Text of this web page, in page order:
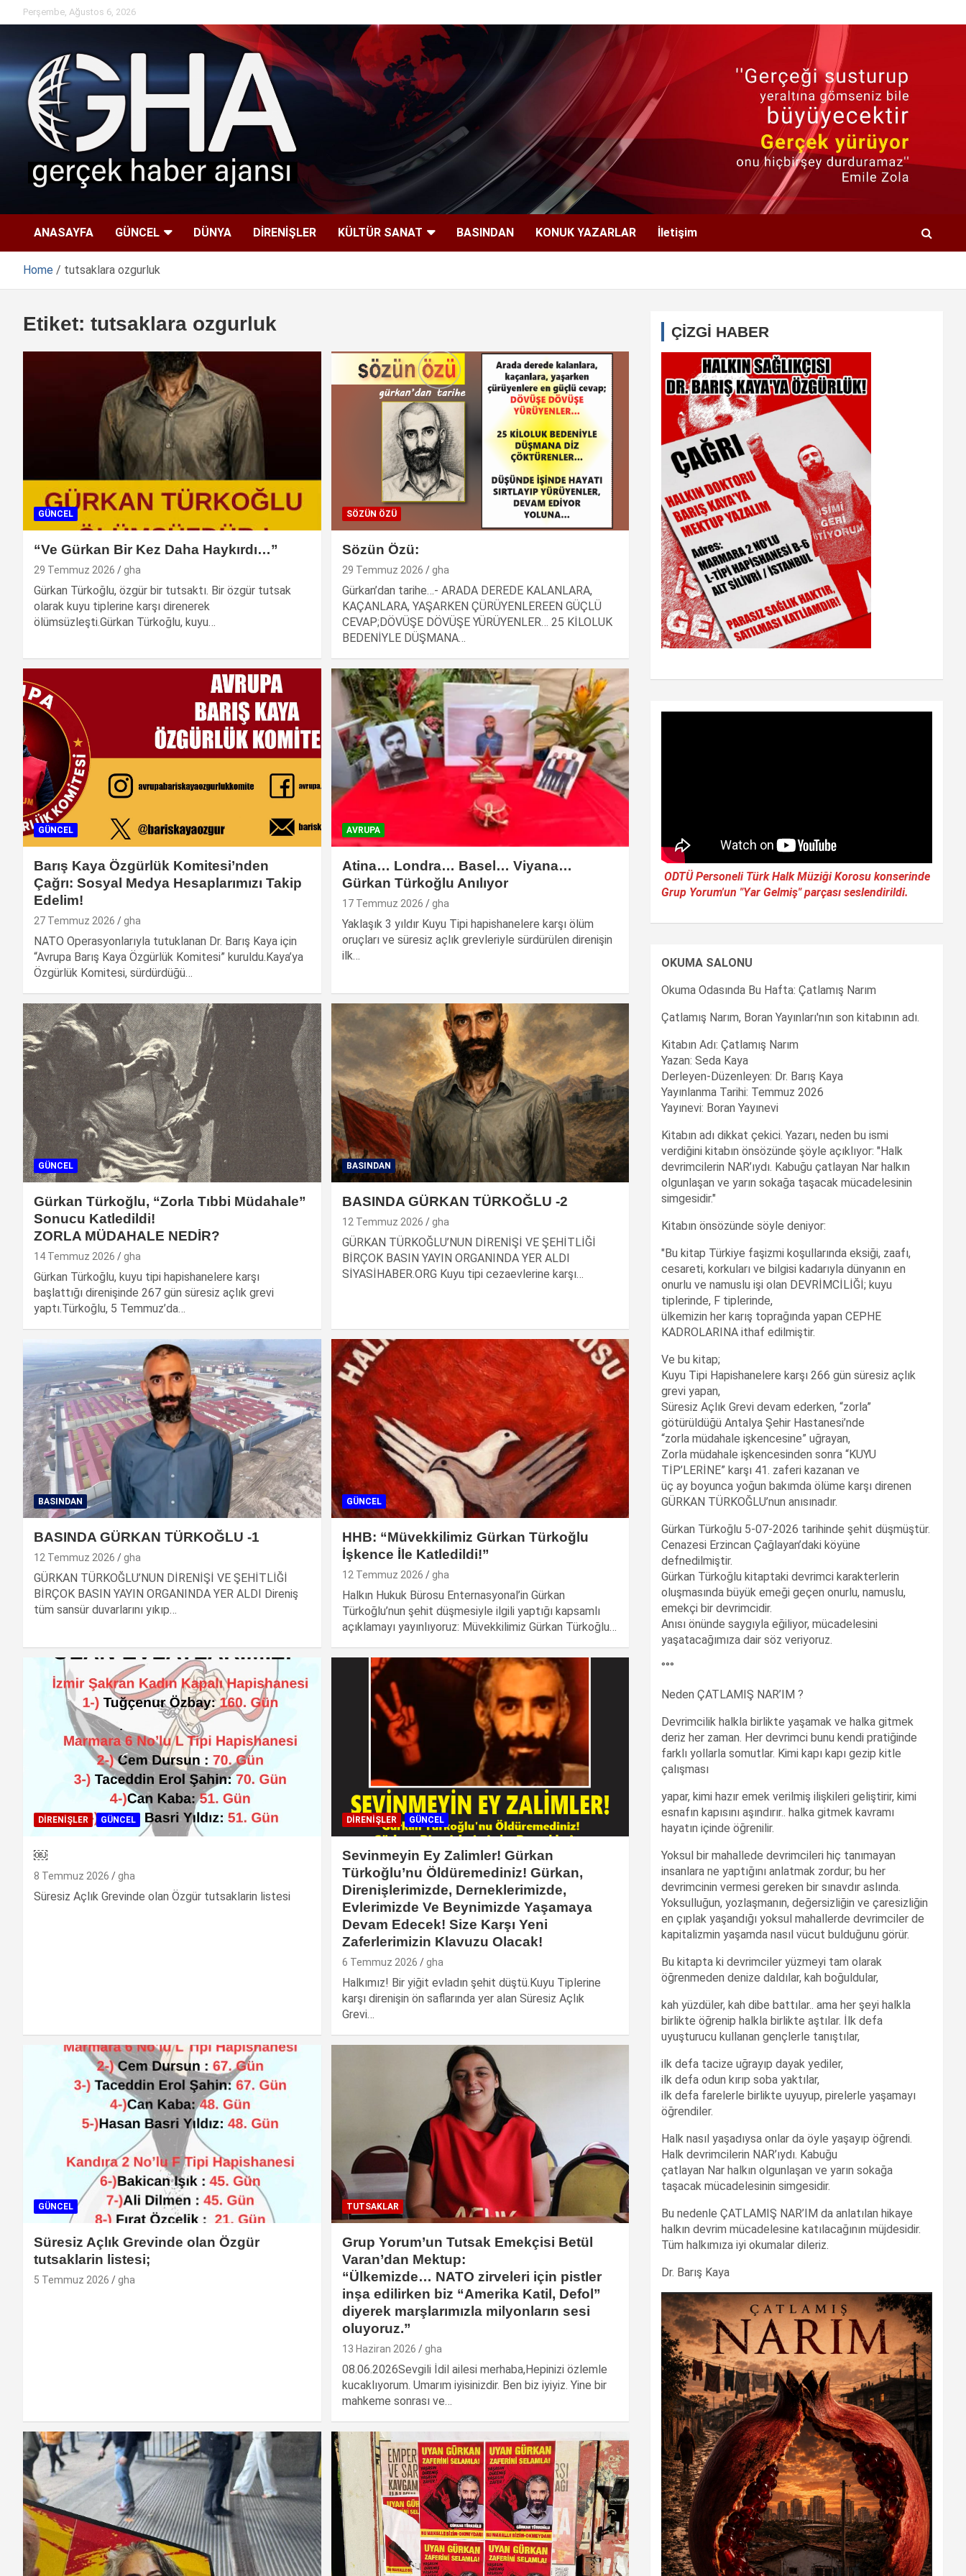
to
Perşembe, Ağustos 6, 2026
ANASAYFA GÜNCEL DÜNYA DİRENİŞLER KÜLTÜR SANAT BASINDAN KONUK YAZARLAR İletişim
Home tutsaklara ozgurluk
Etiket: tutsaklara ozgurluk
GÜNCEL
“Ve Gürkan Bir Kez Daha Haykırdı…”
29 Temmuz 2026 gha
Gürkan Türkoğlu, özgür bir tutsaktı. Bir özgür tutsak
olarak kuyu tiplerine karşı direnerek
ölümsüzleşti.Gürkan Türkoğlu, kuyu…
SÖZÜN ÖZÜ
Sözün Özü:
29 Temmuz 2026 gha
Gürkan’dan tarihe…- ARADA DEREDE KALANLARA,
KAÇANLARA, YAŞARKEN ÇÜRÜYENLEREEN GÜÇLÜ
CEVAP;DÖVÜŞE DÖVÜŞE YÜRÜYENLER… 25 KİLOLUK
BEDENİYLE DÜŞMANA…
GÜNCEL
Barış Kaya Özgürlük Komitesi’nden
Çağrı: Sosyal Medya Hesaplarımızı Takip
Edelim!
27 Temmuz 2026 gha
NATO Operasyonlarıyla tutuklanan Dr. Barış Kaya için
“Avrupa Barış Kaya Özgürlük Komitesi” kuruldu.Kaya’ya
Özgürlük Komitesi, sürdürdüğü…
AVRUPA
Atina… Londra… Basel… Viyana…
Gürkan Türkoğlu Anılıyor
17 Temmuz 2026 gha
Yaklaşık 3 yıldır Kuyu Tipi hapishanelere karşı ölüm
oruçları ve süresiz açlık grevleriyle sürdürülen direnişin
ilk…
GÜNCEL
Gürkan Türkoğlu, “Zorla Tıbbi Müdahale”
Sonucu Katledildi!
ZORLA MÜDAHALE NEDİR?
14 Temmuz 2026 gha
Gürkan Türkoğlu, kuyu tipi hapishanelere karşı
başlattığı direnişinde 267 gün süresiz açlık grevi
yaptı.Türkoğlu, 5 Temmuz’da…
BASINDAN
BASINDA GÜRKAN TÜRKOĞLU -2
12 Temmuz 2026 gha
GÜRKAN TÜRKOĞLU’NUN DİRENİŞİ VE ŞEHİTLİĞİ
BİRÇOK BASIN YAYIN ORGANINDA YER ALDI
SİYASİHABER.ORG Kuyu tipi cezaevlerine karşı…
BASINDAN
BASINDA GÜRKAN TÜRKOĞLU -1
12 Temmuz 2026 gha
GÜRKAN TÜRKOĞLU’NUN DİRENİŞİ VE ŞEHİTLİĞİ
BİRÇOK BASIN YAYIN ORGANINDA YER ALDI Direniş
tüm sansür duvarlarını yıkıp…
GÜNCEL
HHB: “Müvekkilimiz Gürkan Türkoğlu
İşkence İle Katledildi!”
12 Temmuz 2026 gha
Halkın Hukuk Bürosu Enternasyonal’in Gürkan
Türkoğlu’nun şehit düşmesiyle ilgili yaptığı kapsamlı
açıklamayı yayınlıyoruz: Müvekkilimiz Gürkan Türkoğlu…
DIRENIŞLER GÜNCEL
￼
8 Temmuz 2026 gha
Süresiz Açlık Grevinde olan Özgür tutsaklarin listesi
DIRENIŞLER GÜNCEL
Sevinmeyin Ey Zalimler! Gürkan
Türkoğlu’nu Öldüremediniz! Gürkan,
Direnişlerimizde, Derneklerimizde,
Evlerimizde Ve Beynimizde Yaşamaya
Devam Edecek! Size Karşı Yeni
Zaferlerimizin Klavuzu Olacak!
6 Temmuz 2026 gha
Halkımız! Bir yiğit evladın şehit düştü.Kuyu Tiplerine
karşı direnişin ön saflarında yer alan Süresiz Açlık
Grevi…
GÜNCEL
Süresiz Açlık Grevinde olan Özgür
tutsaklarin listesi;
5 Temmuz 2026 gha
TUTSAKLAR
Grup Yorum’un Tutsak Emekçisi Betül
Varan’dan Mektup:
“Ülkemizde… NATO zirveleri için pistler
inşa edilirken biz “Amerika Katil, Defol”
diyerek marşlarımızla milyonların sesi
oluyoruz.”
13 Haziran 2026 gha
08.06.2026Sevgili İdil ailesi merhaba,Hepinizi özlemle
kucaklıyorum. Umarım iyisinizdir. Ben biz iyiyiz. Yine bir
mahkeme sonrası ve…
ÇİZGİ HABER
ODTÜ Personeli Türk Halk Müziği Korosu konserinde
Grup Yorum'un "Yar Gelmiş" parçası seslendirildi.
OKUMA SALONU
Okuma Odasında Bu Hafta: Çatlamış Narım
Çatlamış Narım, Boran Yayınları'nın son kitabının adı.
Kitabın Adı: Çatlamış Narım
Yazan: Seda Kaya
Derleyen-Düzenleyen: Dr. Barış Kaya
Yayınlanma Tarihi: Temmuz 2026
Yayınevi: Boran Yayınevi
Kitabın adı dikkat çekici. Yazarı, neden bu ismi
verdiğini kitabın önsözünde şöyle açıklıyor: "Halk
devrimcilerin NAR’ıydı. Kabuğu çatlayan Nar halkın
olgunlaşan ve yarın sokağa taşacak mücadelesinin
simgesidir."
Kitabın önsözünde söyle deniyor:
"Bu kitap Türkiye faşizmi koşullarında eksiği, zaafı,
cesareti, korkuları ve bilgisi kadarıyla dünyanın en
onurlu ve namuslu işi olan DEVRİMCİLİĞİ; kuyu
tiplerinde, F tiplerinde,
ülkemizin her karış toprağında yapan CEPHE
KADROLARINA ithaf edilmiştir.
Ve bu kitap;
Kuyu Tipi Hapishanelere karşı 266 gün süresiz açlık
grevi yapan,
Süresiz Açlık Grevi devam ederken, “zorla”
götürüldüğü Antalya Şehir Hastanesi’nde
“zorla müdahale işkencesine” uğrayan,
Zorla müdahale işkencesinden sonra “KUYU
TİP’LERİNE” karşı 41. zaferi kazanan ve
üç ay boyunca yoğun bakımda ölüme karşı direnen
GÜRKAN TÜRKOĞLU’nun anısınadır.
Gürkan Türkoğlu 5-07-2026 tarihinde şehit düşmüştür.
Cenazesi Erzincan Çağlayan’daki köyüne
defnedilmiştir.
Gürkan Türkoğlu kitaptaki devrimci karakterlerin
oluşmasında büyük emeği geçen onurlu, namuslu,
emekçi bir devrimcidir.
Anısı önünde saygıyla eğiliyor, mücadelesini
yaşatacağımıza dair söz veriyoruz.
°°°
Neden ÇATLAMIŞ NAR’IM ?
Devrimcilik halkla birlikte yaşamak ve halka gitmek
deriz her zaman. Her devrimci bunu kendi pratiğinde
farklı yollarla somutlar. Kimi kapı kapı gezip kitle
çalışması
yapar, kimi hazır emek verilmiş ilişkileri geliştirir, kimi
esnafın kapısını aşındırır.. halka gitmek kavramı
hayatın içinde öğrenilir.
Yoksul bir mahallede devrimcileri hiç tanımayan
insanlara ne yaptığını anlatmak zordur; bu her
devrimcinin vermesi gereken bir sınavdır aslında.
Yoksulluğun, yozlaşmanın, değersizliğin ve çaresizliğin
en çıplak yaşandığı yoksul mahallerde devrimciler de
kapitalizmin yaşamda nasıl vücut bulduğunu görür.
Bu kitapta ki devrimciler yüzmeyi tam olarak
öğrenmeden denize daldılar, kah boğuldular,
kah yüzdüler, kah dibe battılar.. ama her şeyi halkla
birlikte öğrenip halkla birlikte aştılar. İlk defa
uyuşturucu kullanan gençlerle tanıştılar,
ilk defa tacize uğrayıp dayak yediler,
ilk defa odun kırıp soba yaktılar,
ilk defa farelerle birlikte uyuyup, pirelerle yaşamayı
öğrendiler.
Halk nasıl yaşadıysa onlar da öyle yaşayıp öğrendi.
Halk devrimcilerin NAR’ıydı. Kabuğu
çatlayan Nar halkın olgunlaşan ve yarın sokağa
taşacak mücadelesinin simgesidir.
Bu nedenle ÇATLAMIŞ NAR’IM da anlatılan hikaye
halkın devrim mücadelesine katılacağının müjdesidir.
Tüm halkımıza iyi okumalar dileriz.
Dr. Barış Kaya